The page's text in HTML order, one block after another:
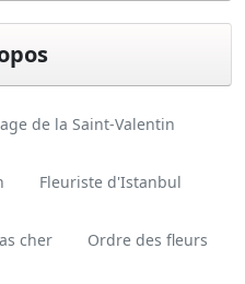
de la Saint-Valentin
Fleuriste d'Istanbul
cher Ordre des fleurs